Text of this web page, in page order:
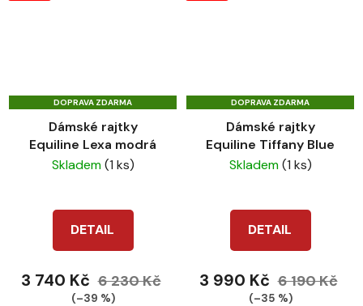
DOPRAVA ZDARMA
Dámské rajtky
Equiline Lexa modrá
Skladem(1 ks)
DETAIL
3 740 Kč 6 230 Kč
(–39 %)
DOPRAVA ZDARMA
Dámské rajtky
Equiline Tiffany Blue
Skladem(1 ks)
DETAIL
3 990 Kč 6 190 Kč
(–35 %)